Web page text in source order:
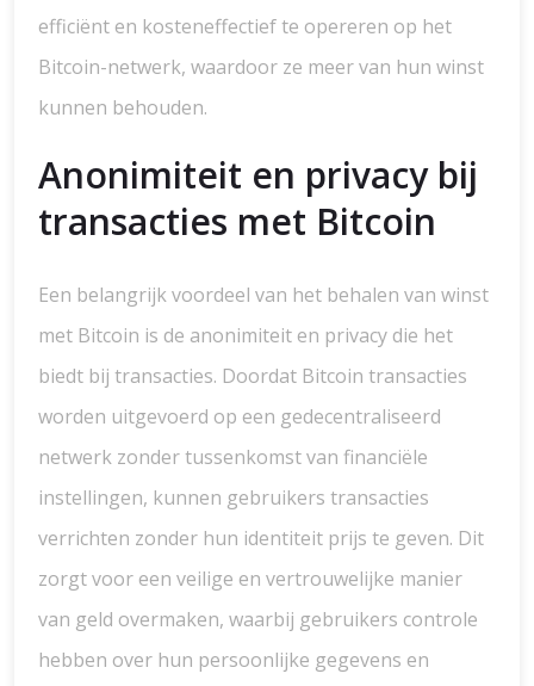
efficiënt en kosteneffectief te opereren op het
Bitcoin-netwerk, waardoor ze meer van hun winst
kunnen behouden.
Anonimiteit en privacy bij
transacties met Bitcoin
Een belangrijk voordeel van het behalen van winst
met Bitcoin is de anonimiteit en privacy die het
biedt bij transacties. Doordat Bitcoin transacties
worden uitgevoerd op een gedecentraliseerd
netwerk zonder tussenkomst van financiële
instellingen, kunnen gebruikers transacties
verrichten zonder hun identiteit prijs te geven. Dit
zorgt voor een veilige en vertrouwelijke manier
van geld overmaken, waarbij gebruikers controle
hebben over hun persoonlijke gegevens en